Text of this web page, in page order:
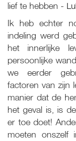
lief te hebben -
Ik heb echter
indeling werd
het innerlijke
persoonlijke
we eerder
factoren van zijn
manier dat de
het geval is, is
er toe doet!
moeten onszelf